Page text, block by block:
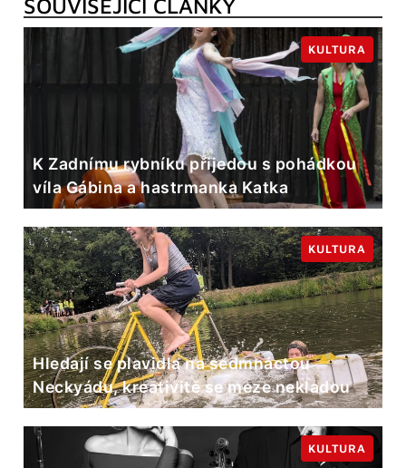
K Zadnímu rybníku přijedou s pohádkou
víla Gábina a hastrmanka Katka
KULTURA
Hledají se plavidla na sedmnáctou
Neckyádu, kreativitě se meze nekladou
KULTURA
KULTURA